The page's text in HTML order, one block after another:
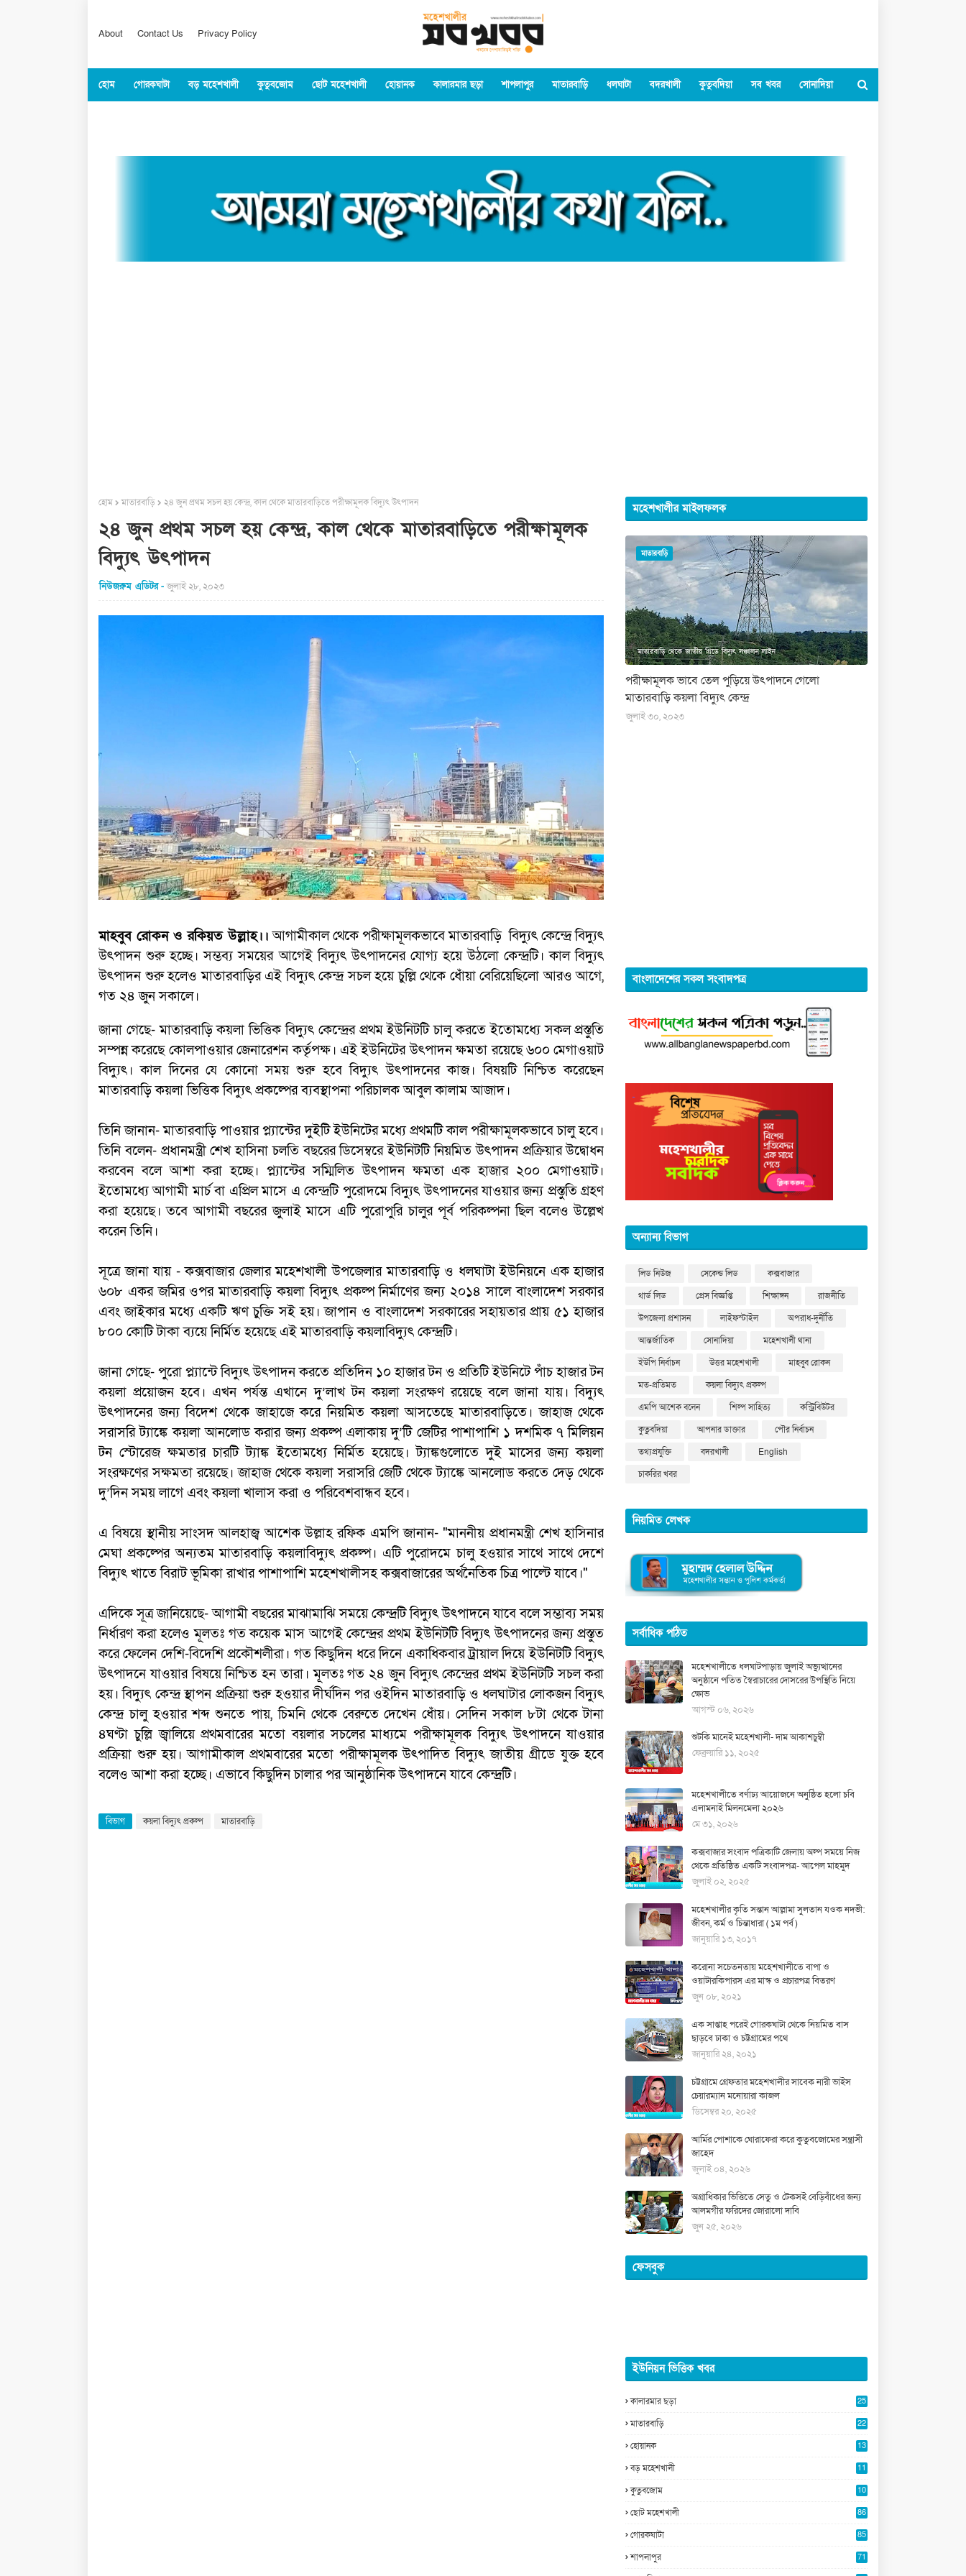
About Contact Us Privacy Policy
হোম গোরকঘাটা বড় মহেশখালী কুতুবজোম ছোট মহেশখালী হোয়ানক কালারমার ছড়া শাপলাপুর মাতারবাড়ি ধলঘাটা বদরখালী কুতুবদিয়া সব খবর সোনাদিয়া
হোম মাতারবাড়ি ২৪ জুন প্রথম সচল হয় কেন্দ্র, কাল থেকে মাতারবাড়িতে পরীক্ষামূলক বিদ্যুৎ উৎপাদন
২৪ জুন প্রথম সচল হয় কেন্দ্র, কাল থেকে মাতারবাড়িতে পরীক্ষামূলক
বিদ্যুৎ উৎপাদন
নিউজরুম এডিটর জুলাই ২৮, ২০২৩
মাহবুব রোকন ও রকিয়ত উল্লাহ।। আগামীকাল থেকে পরীক্ষামূলকভাবে মাতারবাড়ি বিদ্যুৎ কেন্দ্রে বিদ্যুৎ
উৎপাদন শুরু হচ্ছে। সম্ভব্য সময়ের আগেই বিদ্যুৎ উৎপাদনের যোগ্য হয়ে উঠলো কেন্দ্রটি। কাল বিদ্যুৎ
উৎপাদন শুরু হলেও মাতারবাড়ির এই বিদ্যুৎ কেন্দ্র সচল হয়ে চুল্লি থেকে ধোঁয়া বেরিয়েছিলো আরও আগে,
গত ২৪ জুন সকালে।
জানা গেছে- মাতারবাড়ি কয়লা ভিত্তিক বিদ্যুৎ কেন্দ্রের প্রথম ইউনিটটি চালু করতে ইতোমধ্যে সকল প্রস্তুতি
সম্পন্ন করেছে কোলপাওয়ার জেনারেশন কর্তৃপক্ষ। এই ইউনিটের উৎপাদন ক্ষমতা রয়েছে ৬০০ মেগাওয়াট
বিদ্যুৎ। কাল দিনের যে কোনো সময় শুরু হবে বিদ্যুৎ উৎপাদনের কাজ। বিষয়টি নিশ্চিত করেছেন
মাতারবাড়ি কয়লা ভিত্তিক বিদ্যুৎ প্রকল্পের ব্যবস্থাপনা পরিচালক আবুল কালাম আজাদ।
তিনি জানান- মাতারবাড়ি পাওয়ার প্ল্যান্টের দুইটি ইউনিটের মধ্যে প্রথমটি কাল পরীক্ষামূলকভাবে চালু হবে।
তিনি বলেন- প্রধানমন্ত্রী শেখ হাসিনা চলতি বছরের ডিসেম্বরে ইউনিটটি নিয়মিত উৎপাদন প্রক্রিয়ার উদ্বোধন
করবেন বলে আশা করা হচ্ছে। প্ল্যান্টের সম্মিলিত উৎপাদন ক্ষমতা এক হাজার ২০০ মেগাওয়াট।
ইতোমধ্যে আগামী মার্চ বা এপ্রিল মাসে এ কেন্দ্রটি পুরোদমে বিদ্যুৎ উৎপাদনের যাওয়ার জন্য প্রস্তুতি গ্রহণ
করা হয়েছে। তবে আগামী বছরের জুলাই মাসে এটি পুরোপুরি চালুর পূর্ব পরিকল্পনা ছিল বলেও উল্লেখ
করেন তিনি।
সূত্রে জানা যায় - কক্সবাজার জেলার মহেশখালী উপজেলার মাতারবাড়ি ও ধলঘাটা ইউনিয়নে এক হাজার
৬০৮ একর জমির ওপর মাতারবাড়ি কয়লা বিদ্যুৎ প্রকল্প নির্মাণের জন্য ২০১৪ সালে বাংলাদেশ সরকার
এবং জাইকার মধ্যে একটি ঋণ চুক্তি সই হয়। জাপান ও বাংলাদেশ সরকারের সহায়তার প্রায় ৫১ হাজার
৮০০ কোটি টাকা ব্যয়ে নির্মিত হয়েছে এই মাতারবাড়ি কয়লাবিদ্যুৎ কেন্দ্রটি।
জানা গেছে- পুরো প্ল্যান্টে বিদ্যুৎ উৎপাদন করতে প্রতিদিন ১০ হাজার টন ও প্রতিটি ইউনিটে পাঁচ হাজার টন
কয়লা প্রয়োজন হবে। এখন পর্যন্ত এখানে দু’লাখ টন কয়লা সংরক্ষণ রয়েছে বলে জানা যায়। বিদ্যুৎ
উৎপাদনের জন্য বিদেশ থেকে জাহাজে করে নিয়মিত কয়লা আসতেছে মাতারবাড়িতে। জাহাজ থেকে
সরাসরি ট্যাঙ্কে কয়লা আনলোড করার জন্য প্রকল্প এলাকায় দু’টি জেটির পাশাপাশি ১ দশমিক ৭ মিলিয়ন
টন স্টোরেজ ক্ষমতার চারটি ট্যাঙ্ক ইতোমধ্যে নির্মিত হয়েছে। ট্যাঙ্কগুলোতে দুই মাসের জন্য কয়লা
সংরক্ষণের সক্ষমতা রয়েছে। জাহাজ থেকে কয়লা সরাসরি জেটি থেকে ট্যাঙ্কে আনলোড করতে দেড় থেকে
দু’দিন সময় লাগে এবং কয়লা খালাস করা ও পরিবেশবান্ধব হবে।
এ বিষয়ে স্থানীয় সাংসদ আলহাজ্ব আশেক উল্লাহ রফিক এমপি জানান- "মাননীয় প্রধানমন্ত্রী শেখ হাসিনার
মেঘা প্রকল্পের অন্যতম মাতারবাড়ি কয়লাবিদ্যুৎ প্রকল্প। এটি পুরোদমে চালু হওয়ার সাথে সাথে দেশে
বিদ্যুৎ খাতে বিরাট ভূমিকা রাখার পাশাপাশি মহেশখালীসহ কক্সবাজারের অর্থনৈতিক চিত্র পাল্টে যাবে।"
এদিকে সূত্র জানিয়েছে- আগামী বছরের মাঝামাঝি সময়ে কেন্দ্রটি বিদ্যুৎ উৎপাদনে যাবে বলে সম্ভাব্য সময়
নির্ধারণ করা হলেও মূলতঃ গত কয়েক মাস আগেই কেন্দ্রের প্রথম ইউনিটটি বিদ্যুৎ উৎপাদনের জন্য প্রস্তুত
করে ফেলেন দেশি-বিদেশি প্রকৌশলীরা। গত কিছুদিন ধরে দিনে একাধিকবার ট্রায়াল দিয়ে ইউনিটটি বিদ্যুৎ
উৎপাদনে যাওয়ার বিষয়ে নিশ্চিত হন তারা। মূলতঃ গত ২৪ জুন বিদ্যুৎ কেন্দ্রের প্রথম ইউনিটটি সচল করা
হয়। বিদ্যুৎ কেন্দ্র স্থাপন প্রক্রিয়া শুরু হওয়ার দীর্ঘদিন পর ওইদিন মাতারবাড়ি ও ধলঘাটার লোকজন বিদ্যুৎ
কেন্দ্র চালু হওয়ার শব্দ শুনতে পায়, চিমনি থেকে বেরুতে দেখেন ধোঁয়। সেদিন সকাল ৮টা থেকে টানা
৪ঘণ্টা চুল্লি জ্বালিয়ে প্রথমবারের মতো বয়লার সচলের মাধ্যমে পরীক্ষামূলক বিদ্যুৎ উৎপাদনে যাওয়ার
প্রক্রিয়া শুরু হয়। আগামীকাল প্রথমবারের মতো পরীক্ষামূলক উৎপাদিত বিদ্যুৎ জাতীয় গ্রীডে যুক্ত হবে
বলেও আশা করা হচ্ছে। এভাবে কিছুদিন চালার পর আনুষ্ঠানিক উৎপাদনে যাবে কেন্দ্রটি।
বিভাগ কয়লা বিদ্যুৎ প্রকল্প মাতারবাড়ি
মহেশখালীর মাইলফলক
মাতারবাড়ি
পরীক্ষামূলক ভাবে তেল পুড়িয়ে উৎপাদনে গেলো
মাতারবাড়ি কয়লা বিদ্যুৎ কেন্দ্র
জুলাই ৩০, ২০২৩
বাংলাদেশের সকল সংবাদপত্র
অন্যান্য বিভাগ
লিড নিউজ সেকেন্ড লিড
কক্সবাজার
থার্ড লিড
প্রেস বিজ্ঞপ্তি শিক্ষাঙ্গন
রাজনীতি
উপজেলা প্রশাসন
লাইফস্টাইল
অপরাধ-দুর্নীতি
আন্তর্জাতিক
সোনাদিয়া
মহেশখালী থানা
ইউপি নির্বাচন
উত্তর মহেশখালী
মাহবুব রোকন
মত-প্রতিমত
কয়লা বিদ্যুৎ প্রকল্প
এমপি আশেক বলেন
শিল্প সাহিত্য
কন্ট্রিবিউটর
কুতুবদিয়া
আপনার ডাক্তার
পৌর নির্বাচন
তথ্যপ্রযুক্তি
বদরখালী
English
চাকরির খবর
নিয়মিত লেখক
সর্বাধিক পঠিত
মহেশখালীতে ধলঘাটপাড়ায় জুলাই অভ্যুত্থানের
অনুষ্ঠানে পতিত স্বৈরাচারের দোসরের উপস্থিতি নিয়ে
ক্ষোভ
আগস্ট ০৬, ২০২৬
শুটকি মানেই মহেশখালী- দাম আকাশচুম্বী
ফেব্রুয়ারি ১১, ২০২৫
মহেশখালীতে বর্ণাঢ্য আয়োজনে অনুষ্ঠিত হলো চবি
এলামনাই মিলনমেলা ২০২৬
মে ৩১, ২০২৬
কক্সবাজার সংবাদ পত্রিকাটি জেলায় অল্প সময়ে নিজ
থেকে প্রতিষ্ঠিত একটি সংবাদপত্র- আপেল মাহমুদ
জুলাই ০২, ২০২৫
মহেশখালীর কৃতি সন্তান আল্লামা সুলতান যওক নদভী:
জীবন, কর্ম ও চিন্তাধারা ( ১ম পর্ব )
জানুয়ারি ১৩, ২০১৭
করোনা সচেতনতায় মহেশখালীতে বাপা ও
ওয়াটারকিপারস এর মাস্ক ও প্রচারপত্র বিতরণ
জুন ০৮, ২০২১
এক সাপ্তাহ পরেই গোরকঘাটা থেকে নিয়মিত বাস
ছাড়বে ঢাকা ও চট্টগ্রামের পথে
জানুয়ারি ২৪, ২০২১
চট্টগ্রামে গ্রেফতার মহেশখালীর সাবেক নারী ভাইস
চেয়ারম্যান মনোয়ারা কাজল
ডিসেম্বর ২০, ২০২৫
আর্মির পোশাকে ঘোরাফেরা করে কুতুবজোমের সন্ত্রাসী
জাহেদ
জুলাই ০৪, ২০২৬
অগ্রাধিকার ভিত্তিতে সেতু ও টেকসই বেড়িবাঁধের জন্য
আলমগীর ফরিদের জোরালো দাবি
জুন ২৫, ২০২৬
ফেসবুক
ইউনিয়ন ভিত্তিক খবর
কালারমার ছড়া
25
মাতারবাড়ি
22
হোয়ানক
13
বড় মহেশখালী
11
কুতুবজোম
10
ছোট মহেশখালী 86
গোরকঘাটা 85
শাপলাপুর 71